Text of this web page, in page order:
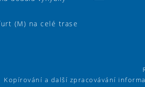
(M) na celé trase
Kopírování a další zpracovávání